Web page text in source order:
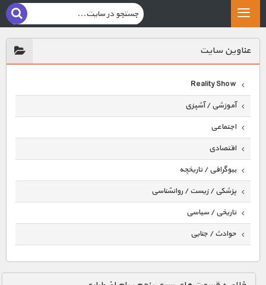
عناوين سايت
Reality Show
آموزشی / آشپزی
اجتماعی
اقتصادی
بیوگرافی / تاریخچه
پزشکی / زیست / روانشناسی
تاریخی / سیاسی
حوادث / جنایی
دنیای خوراکی ها